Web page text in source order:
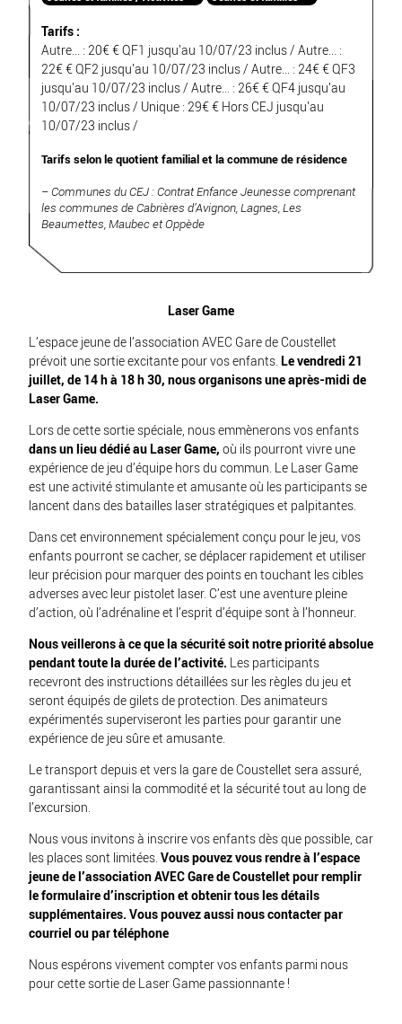
Tarifs :
Autre... : 20€ € QF1 jusqu'au 10/07/23 inclus / Autre... :
22€ € QF2 jusqu'au 10/07/23 inclus / Autre... : 24€ € QF3
jusqu'au 10/07/23 inclus / Autre... : 26€ € QF4 jusqu'au
10/07/23 inclus / Unique : 29€ € Hors CEJ jusqu'au
10/07/23 inclus /
Tarifs selon le quotient familial et la commune de résidence
– Communes du CEJ : Contrat Enfance Jeunesse comprenant
les communes de Cabrières d’Avignon, Lagnes, Les
Beaumettes, Maubec et Oppède
Laser Game
L’espace jeune de l’association AVEC Gare de Coustellet
prévoit une sortie excitante pour vos enfants. Le vendredi 21
juillet, de 14 h à 18 h 30, nous organisons une après-midi de
Laser Game.
Lors de cette sortie spéciale, nous emmènerons vos enfants
dans un lieu dédié au Laser Game, où ils pourront vivre une
expérience de jeu d’équipe hors du commun. Le Laser Game
est une activité stimulante et amusante où les participants se
lancent dans des batailles laser stratégiques et palpitantes.
Dans cet environnement spécialement conçu pour le jeu, vos
enfants pourront se cacher, se déplacer rapidement et utiliser
leur précision pour marquer des points en touchant les cibles
adverses avec leur pistolet laser. C’est une aventure pleine
d’action, où l’adrénaline et l’esprit d’équipe sont à l’honneur.
Nous veillerons à ce que la sécurité soit notre priorité absolue
pendant toute la durée de l’activité. Les participants
recevront des instructions détaillées sur les règles du jeu et
seront équipés de gilets de protection. Des animateurs
expérimentés superviseront les parties pour garantir une
expérience de jeu sûre et amusante.
Le transport depuis et vers la gare de Coustellet sera assuré,
garantissant ainsi la commodité et la sécurité tout au long de
l’excursion.
Nous vous invitons à inscrire vos enfants dès que possible, car
les places sont limitées. Vous pouvez vous rendre à l’espace
jeune de l’association AVEC Gare de Coustellet pour remplir
le formulaire d’inscription et obtenir tous les détails
supplémentaires. Vous pouvez aussi nous contacter par
courriel ou par téléphone
Nous espérons vivement compter vos enfants parmi nous
pour cette sortie de Laser Game passionnante !